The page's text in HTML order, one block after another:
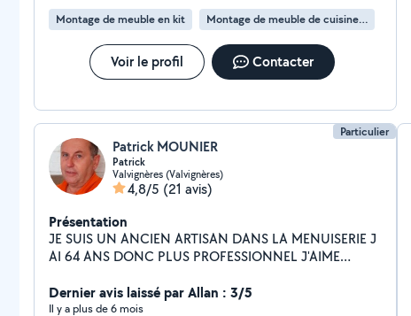
Montage de meuble en kit
Montage de meuble de cuisine en kit
Voir le profil Contacter
Particulier
Patrick MOUNIER
Patrick
Valvignères (Valvignères)
4,8/5 (21 avis)
Présentation
JE SUIS UN ANCIEN ARTISAN DANS LA MENUISERIE J
AI 64 ANS DONC PLUS PROFESSIONNEL J'AIME
SITE
Dernier avis laissé par Allan : 3/5
Il y a plus de 6 mois